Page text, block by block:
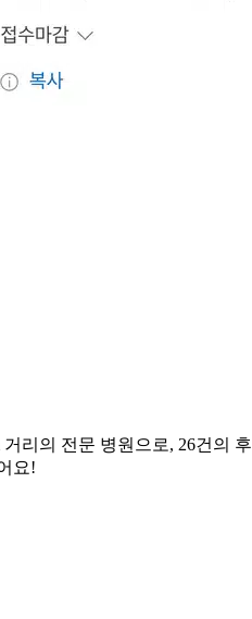
리의 전문 병원으로, 26건의 후
요!